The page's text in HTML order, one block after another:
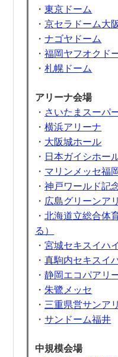
・東京ドーム
・京セラドーム大
・ナゴヤドーム
・福岡ヤフオクド
・札幌ドーム
アリーナ会場
・ さいたまスーパ
・横浜アリーナ
・ 大阪城ホール
・ 日本ガイシホー
・ マリンメッセ福
・神戸ワールド記
・ 広島グリーンア
・北海道立総合体
る）
・宮城セキスイハ
・真駒内セキスイ
・静岡エコパアリ
・朱鷺メッセ
・ 三重県営サンア
・サンドーム福井
中規模会場